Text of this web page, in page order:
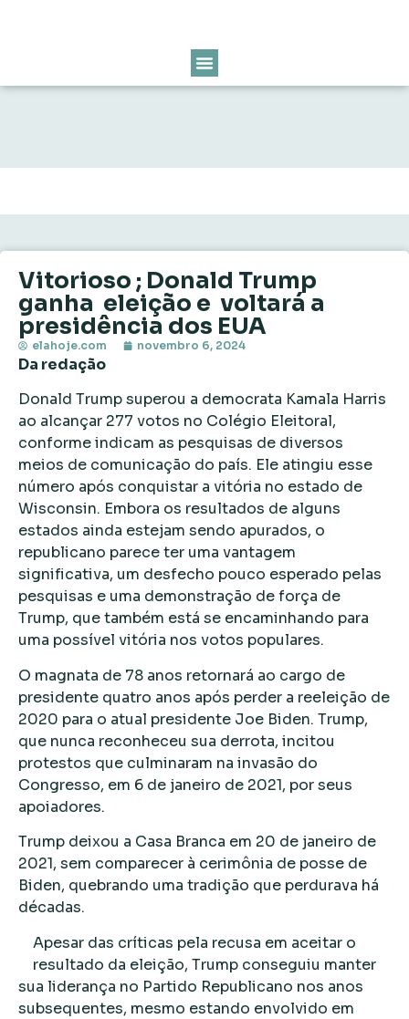
Vitorioso ; Donald Trump
ganha eleição e voltará a
presidência dos EUA
elahoje.com novembro 6, 2024
Da redação
Donald Trump superou a democrata Kamala Harris
ao alcançar 277 votos no Colégio Eleitoral,
conforme indicam as pesquisas de diversos
meios de comunicação do país. Ele atingiu esse
número após conquistar a vitória no estado de
Wisconsin. Embora os resultados de alguns
estados ainda estejam sendo apurados, o
republicano parece ter uma vantagem
significativa, um desfecho pouco esperado pelas
pesquisas e uma demonstração de força de
Trump, que também está se encaminhando para
uma possível vitória nos votos populares.
O magnata de 78 anos retornará ao cargo de
presidente quatro anos após perder a reeleição de
2020 para o atual presidente Joe Biden. Trump,
que nunca reconheceu sua derrota, incitou
protestos que culminaram na invasão do
Congresso, em 6 de janeiro de 2021, por seus
apoiadores.
Trump deixou a Casa Branca em 20 de janeiro de
2021, sem comparecer à cerimônia de posse de
Biden, quebrando uma tradição que perdurava há
décadas.
Apesar das críticas pela recusa em aceitar o
resultado da eleição, Trump conseguiu manter
sua liderança no Partido Republicano nos anos
subsequentes, mesmo estando envolvido em